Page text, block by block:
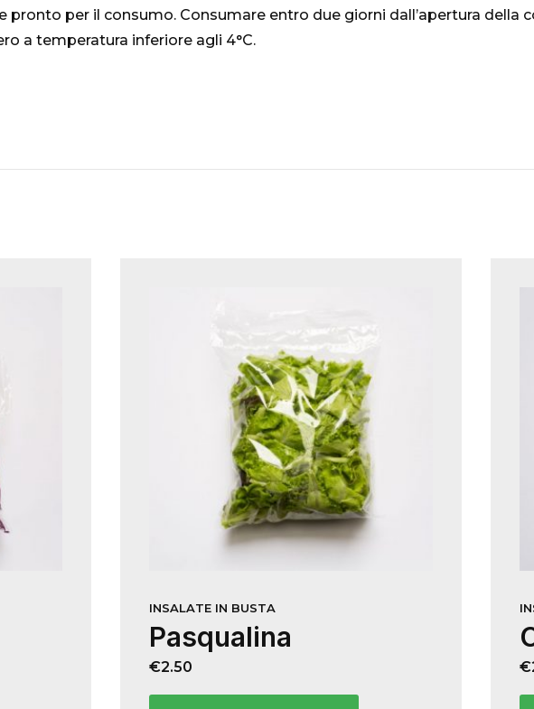
pronto per il consumo. Consumare entro due giorni dall’apertura della
a temperatura inferiore agli 4°C.
INSALATE IN BUSTA
Pasqualina
€2.50 €